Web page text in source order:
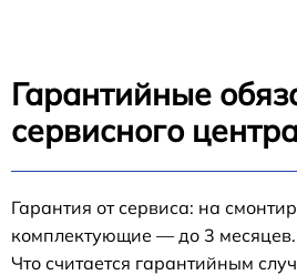
Гарантийные
сервисного
Гарантия от сервиса: на
комплектующие — до 3 месяцев.
Что считается гарантийным